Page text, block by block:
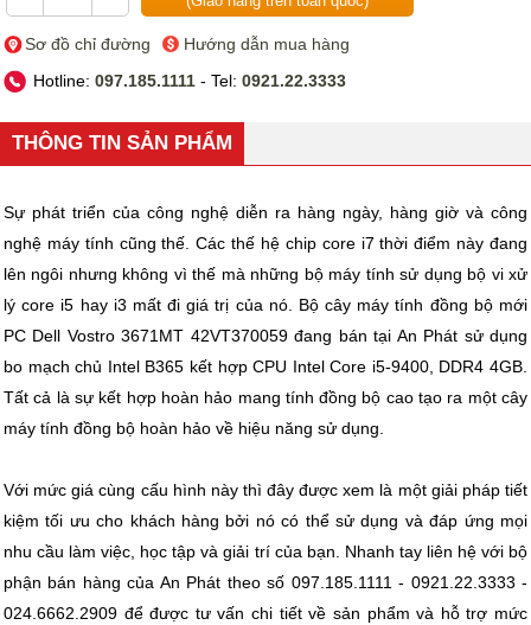
Sơ đồ chỉ đường
Hướng dẫn mua hàng
Hotline: 097.185.1111 - Tel: 0921.22.3333
THÔNG TIN SẢN PHẨM
Sự phát triển của công nghệ diễn ra hàng ngày, hàng giờ và công
nghệ máy tính cũng thế. Các thế hệ chip core i7 thời điểm này đang
lên ngôi nhưng không vì thế mà những bộ máy tính sử dụng bộ vi xử
lý core i5 hay i3 mất đi giá trị của nó. Bộ cây máy tính đồng bộ mới
PC Dell Vostro 3671MT 42VT370059 đang bán tại An Phát sử dụng
bo mạch chủ Intel B365 kết hợp CPU Intel Core i5-9400, DDR4 4GB.
Tất cả là sự kết hợp hoàn hảo mang tính đồng bộ cao tạo ra một cây
máy tính đồng bộ hoàn hảo về hiệu năng sử dụng.
Với mức giá cùng cấu hình này thì đây được xem là một giải pháp tiết
kiệm tối ưu cho khách hàng bởi nó có thể sử dụng và đáp ứng mọi
nhu cầu làm việc, học tập và giải trí của bạn. Nhanh tay liên hệ với bộ
phận bán hàng của An Phát theo số 097.185.1111 - 0921.22.3333 -
024.6662.2909 để được tư vấn chi tiết về sản phẩm và hỗ trợ mức